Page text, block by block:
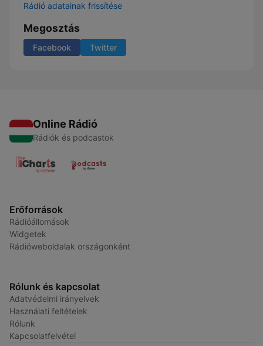
Rádió adatainak frissítése
Megosztás
Facebook Twitter
Online Rádió
Rádiók és podcastok
Erőforrások
Rádióállomások
Widgetek
Rádióweboldalak országonként
Rólunk és kapcsolat
Adatvédelmi irányelvek
Használati feltételek
Rólunk
Kapcsolatfelvétel